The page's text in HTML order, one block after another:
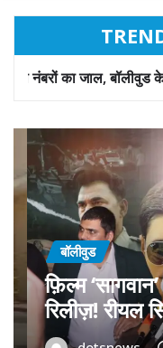
बाद अब ये बड़ा नाम निशाने
बॉलीवुड
गोवा मुख्यमंत्री
को बड़ा समर्थन;
फिल्म गोदान की